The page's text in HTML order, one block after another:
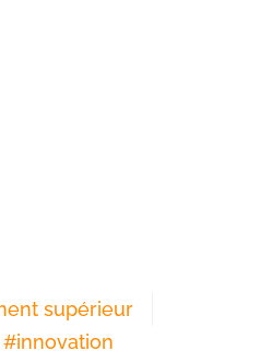
supérieur
#innovation